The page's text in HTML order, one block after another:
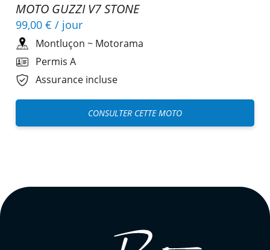
MOTO GUZZI V7 STONE
99,00 € / jour
Montluçon ~ Motorama
Permis A
Assurance incluse
CONSULTER CETTE MOTO